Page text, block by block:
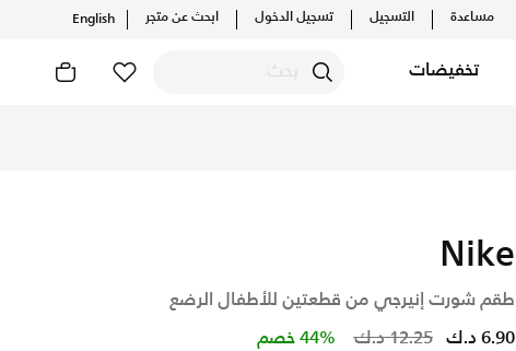
مساعدة التسجيل تسجيل الدخول ابحث عن متجر English
تخفيضات
Nike
طقم شورت إنيرجي من قطعتين للأطفال الرضع
Price reduced from
12.25 د.ك to 6.90 د.ك 44% خصم